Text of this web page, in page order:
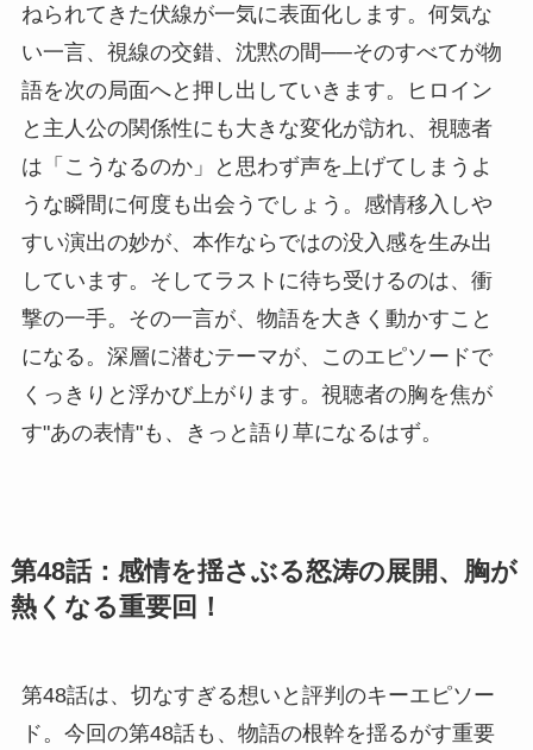
ねられてきた伏線が一気に表面化します。何気な
い一言、視線の交錯、沈黙の間──そのすべてが物
語を次の局面へと押し出していきます。ヒロイン
と主人公の関係性にも大きな変化が訪れ、視聴者
は「こうなるのか」と思わず声を上げてしまうよ
うな瞬間に何度も出会うでしょう。感情移入しや
すい演出の妙が、本作ならではの没入感を生み出
しています。そしてラストに待ち受けるのは、衝
撃の一手。その一言が、物語を大きく動かすこと
になる。深層に潜むテーマが、このエピソードで
くっきりと浮かび上がります。視聴者の胸を焦が
す"あの表情"も、きっと語り草になるはず。
第48話：感情を揺さぶる怒涛の展開、胸が
熱くなる重要回！
第48話は、切なすぎる想いと評判のキーエピソー
ド。今回の第48話も、物語の根幹を揺るがす重要